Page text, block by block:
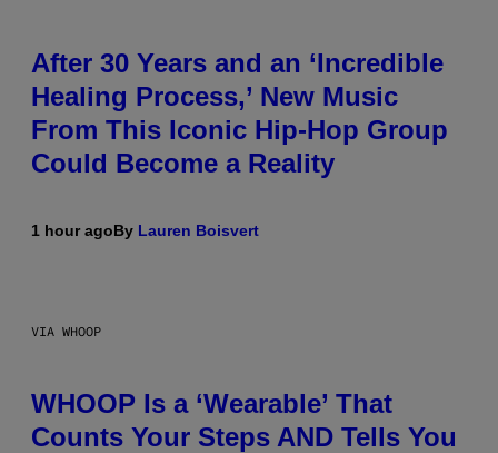
After 30 Years and an ‘Incredible
Healing Process,’ New Music
From This Iconic Hip-Hop Group
Could Become a Reality
1 hour agoBy Lauren Boisvert
VIA WHOOP
WHOOP Is a ‘Wearable’ That
Counts Your Steps AND Tells You